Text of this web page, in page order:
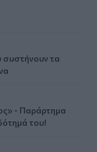
συστήνουν τα
- Παράρτημα
του!